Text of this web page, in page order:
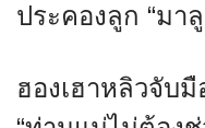
ประคองลูก “มา
ฮองเฮาหลิวจับ